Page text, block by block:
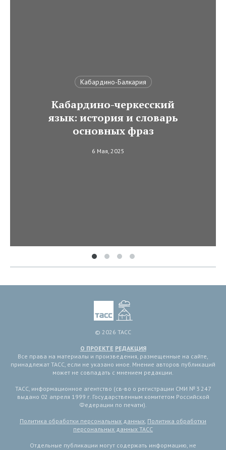
Кабардино-Балкария
Кабардино-черкесский
язык: история и словарь
основных фраз
6 Мая, 2025
© 2026 ТАСС
О ПРОЕКТЕ РЕДАКЦИЯ
Все права на материалы и произведения, размещенные на сайте,
принадлежат ТАСС, если не указано иное. Мнение авторов публикаций
может не совпадать с мнением редакции.
ТАСС, информационное агентство (св-во о регистрации СМИ № 3 247
выдано 02 апреля 1999 г. Государственным комитетом Российской
Федерации по печати).
Политика обработки персональных данных, Политика обработки
персональных данных ТАСС
Отдельные публикации могут содержать информацию, не